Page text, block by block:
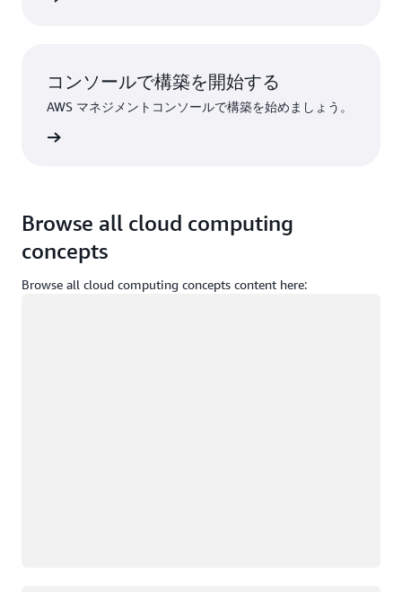
コンソールで構築を開始する
AWS マネジメントコンソールで構築を始めましょう。
Browse all cloud computing
concepts
Browse all cloud computing concepts content here: